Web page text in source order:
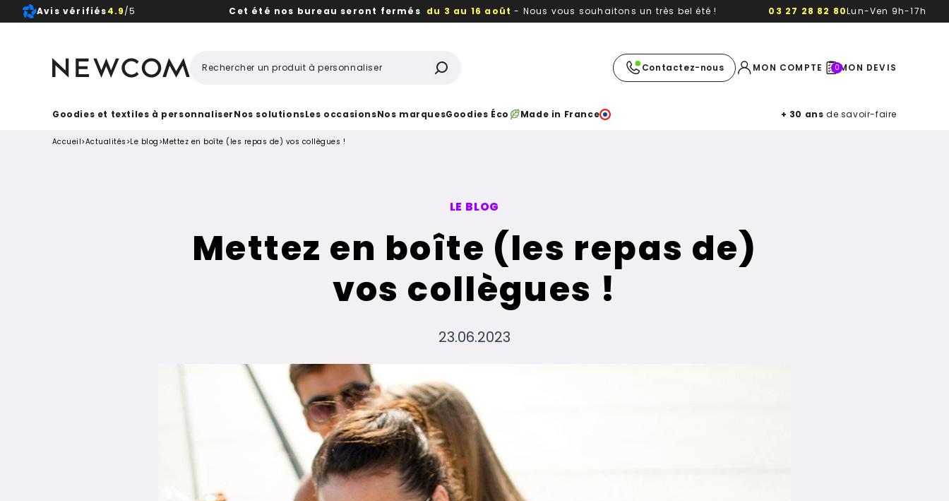
Avis vérifiés4.9/5 Cet été nos bureau seront fermés du 3 au 16 août - Nous vous souhaitons un très bel été !
03 27 28 82 80Lun-Ven 9h-17h
Contactez-nous MON COMPTE 0MON DEVIS
Goodies et textiles à personnaliserNos solutionsLes occasionsNos marquesGoodies Éco Made in France + 30 ans de savoir-faire
Accueil>Actualités >Le blog >Mettez en boîte (les repas de) vos collègues !
LE BLOG
Mettez en boîte (les repas de)
vos collègues !
23.06.2023